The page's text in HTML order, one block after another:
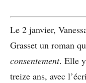
Le 2 janvier,
Grasset un roman
consentement. Elle
treize ans, avec